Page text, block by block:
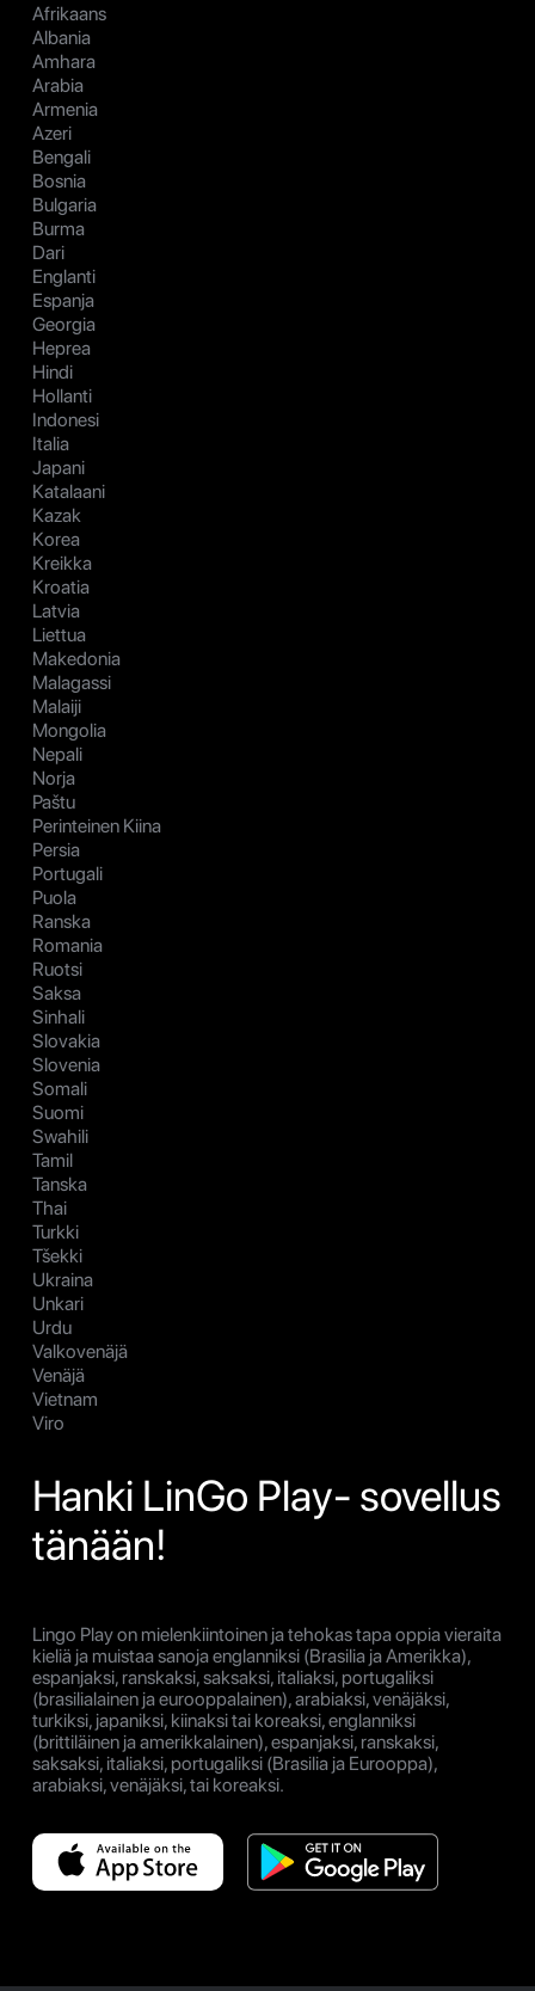
Afrikaans
Albania
Amhara
Arabia
Armenia
Azeri
Bengali
Bosnia
Bulgaria
Burma
Dari
Englanti
Espanja
Georgia
Heprea
Hindi
Hollanti
Indonesi
Italia
Japani
Katalaani
Kazak
Korea
Kreikka
Kroatia
Latvia
Liettua
Makedonia
Malagassi
Malaiji
Mongolia
Nepali
Norja
Paštu
Perinteinen Kiina
Persia
Portugali
Puola
Ranska
Romania
Ruotsi
Saksa
Sinhali
Slovakia
Slovenia
Somali
Suomi
Swahili
Tamil
Tanska
Thai
Turkki
Tšekki
Ukraina
Unkari
Urdu
Valkovenäjä
Venäjä
Vietnam
Viro
Hanki LinGo Play- sovellus
tänään!
Lingo Play on mielenkiintoinen ja tehokas tapa oppia vieraita
kieliä ja muistaa sanoja englanniksi (Brasilia ja Amerikka),
espanjaksi, ranskaksi, saksaksi, italiaksi, portugaliksi
(brasilialainen ja eurooppalainen), arabiaksi, venäjäksi,
turkiksi, japaniksi, kiinaksi tai koreaksi, englanniksi
(brittiläinen ja amerikkalainen), espanjaksi, ranskaksi,
saksaksi, italiaksi, portugaliksi (Brasilia ja Eurooppa),
arabiaksi, venäjäksi, tai koreaksi.